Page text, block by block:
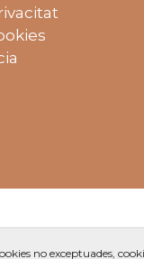
no exceptuades,